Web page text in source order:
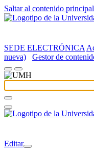
Saltar al contenido principal
SEDE ELECTRÓNICA
nueva)
Gestor de
Editar